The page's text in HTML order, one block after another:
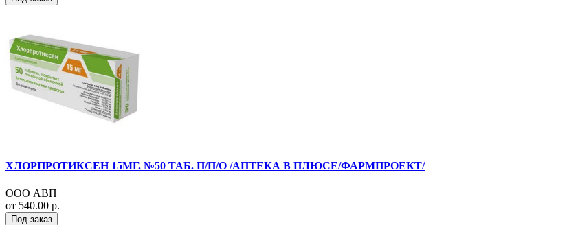
ХЛОРПРОТИКСЕН 15МГ. №50 ТАБ. П/П/О /АПТЕКА В ПЛЮСЕ/ФАРМПРОЕКТ/
ООО АВП
от 540.00 р.
Под заказ